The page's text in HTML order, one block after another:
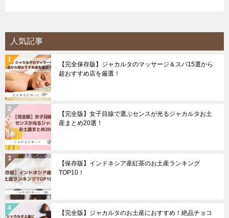
人気記事
【完全保存版】ジャカルタのマッサージ＆スパ15選から
超おすすめ店を厳選！
【完全版】女子目線で選ぶセンスが光るジャカルタお土
産まとめ20選！
【保存版】インドネシア産紅茶のお土産ランキング
TOP10！
【完全版】ジャカルタのお土産におすすめ！絶品チョコ